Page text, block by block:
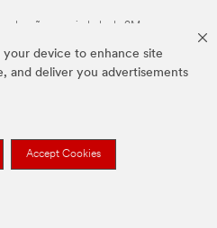
your device to enhance site
and deliver you advertisements
Accept Cookies
são propriedade da 3M.